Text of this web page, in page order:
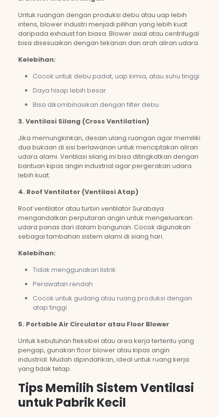
Untuk ruangan dengan produksi debu atau uap lebih
intens, blower industri menjadi pilihan yang lebih kuat
daripada exhaust fan biasa. Blower axial atau centrifugal
bisa disesuaikan dengan tekanan dan arah aliran udara.
Kelebihan:
Cocok untuk debu padat, uap kimia, atau suhu tinggi
Daya hisap lebih besar
Bisa dikombinasikan dengan filter debu
3. Ventilasi Silang (Cross Ventilation)
Jika memungkinkan, desain ulang ruangan agar memiliki
dua bukaan di sisi berlawanan untuk menciptakan aliran
udara alami. Ventilasi silang ini bisa ditingkatkan dengan
bantuan kipas angin industrial agar pergerakan udara
lebih kuat.
4. Roof Ventilator (Ventilasi Atap)
Roof ventilator atau turbin ventilator Surabaya
mengandalkan perputaran angin untuk mengeluarkan
udara panas dari dalam bangunan. Cocok digunakan
sebagai tambahan sistem alami di siang hari.
Kelebihan:
Tidak menggunakan listrik
Perawatan rendah
Cocok untuk gudang atau ruang produksi dengan
atap tinggi
5. Portable Air Circulator atau Floor Blower
Untuk kebutuhan fleksibel atau area kerja tertentu yang
pengap, gunakan floor blower atau kipas angin
industrial. Mudah dipindahkan, ideal untuk ruang kerja
yang tidak tetap.
Tips Memilih Sistem Ventilasi
untuk Pabrik Kecil